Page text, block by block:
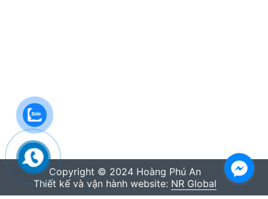
Copyright © 2024 Hoàng Phú An
Thiết kế và vận hành website: NR Global